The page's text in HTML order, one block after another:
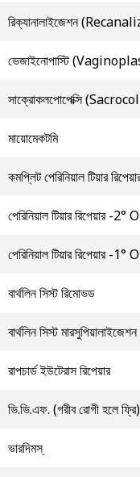
রিক্যানালাইজেশন
ভেজাইনোপাস্টি
সাক্রোকলপোপেক্সি
মায়োমেকটমি
কমপ্লিট পেরিনিয়াল টিয়ার
পেরিনিয়াল টিয়ার রিপেয়ার -2°
পেরিনিয়াল টিয়ার রিপেয়ার -1°
বার্থলিন সিস্ট রিমোভড
বার্থলিন সিস্ট মারসুপিয়ালাইজেশন
রাপচার্ড ইউটেরাস রিপেয়ার
ভি.ভি.এফ. (গরীব রোগী হলে ফ্রি)
ভারদিমস্